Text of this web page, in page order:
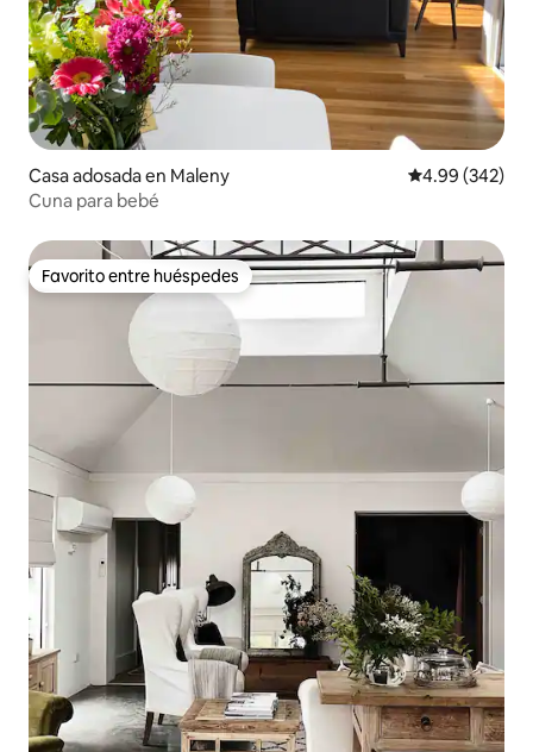
Casa adosada en Maleny Calificación
4.99 (342)
Cuna para bebé
Favorito entre huéspedes
Favorito entre huéspedes